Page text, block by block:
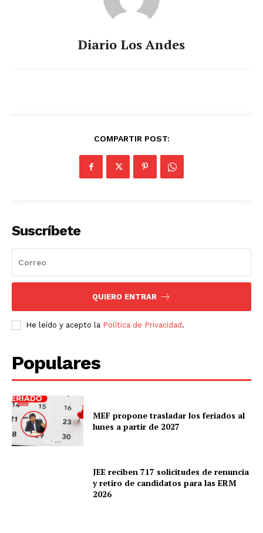
Diario los Andes
Nosotros
Prensa
Diario Los Andes
COMPARTIR POST:
Suscríbete
QUIERO ENTRAR
He leído y acepto la Política de Privacidad .
Populares
MEF propone trasladar los feriados al
lunes a partir de 2027
JEE reciben 717 solicitudes de renuncia
y retiro de candidatos para las ERM
2026